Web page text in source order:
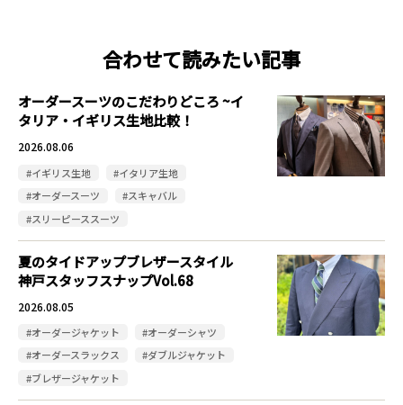
合わせて読みたい記事
オーダースーツのこだわりどころ ~イ
タリア・イギリス生地比較！
2026.08.06
#イギリス生地
#イタリア生地
#オーダースーツ
#スキャバル
#スリーピーススーツ
夏のタイドアップブレザースタイル
神戸スタッフスナップVol.68
2026.08.05
#オーダージャケット
#オーダーシャツ
#オーダースラックス
#ダブルジャケット
#ブレザージャケット